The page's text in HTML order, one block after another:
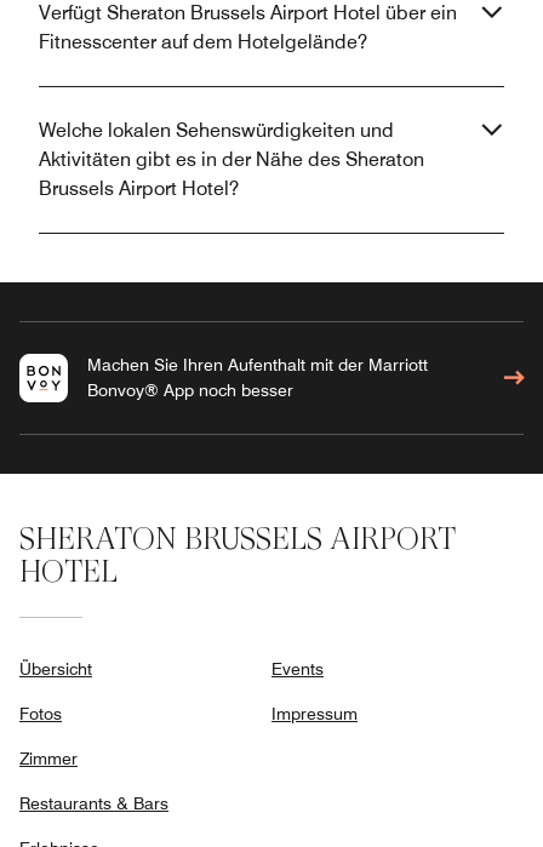
Verfügt Sheraton Brussels Airport Hotel über ein
Fitnesscenter auf dem Hotelgelände?
Welche lokalen Sehenswürdigkeiten und
Aktivitäten gibt es in der Nähe des Sheraton
Brussels Airport Hotel?
Machen Sie Ihren Aufenthalt mit der Marriott
Bonvoy® App noch besser
SHERATON BRUSSELS AIRPORT
HOTEL
Übersicht
Fotos
Zimmer
Restaurants & Bars
Events
Impressum